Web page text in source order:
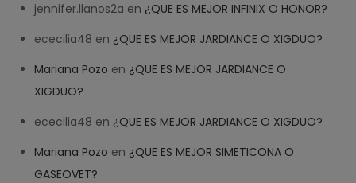
jennifer.llanos2a en ¿QUE ES MEJOR INFINIX O HONOR?
ececilia48 en ¿QUE ES MEJOR JARDIANCE O XIGDUO?
Mariana Pozo en ¿QUE ES MEJOR JARDIANCE O
XIGDUO?
ececilia48 en ¿QUE ES MEJOR JARDIANCE O XIGDUO?
Mariana Pozo en ¿QUE ES MEJOR SIMETICONA O
GASEOVET?